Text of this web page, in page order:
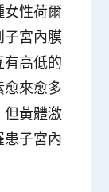
性荷爾
子宮內膜
高低的
來愈多
但黃體激
子宮內